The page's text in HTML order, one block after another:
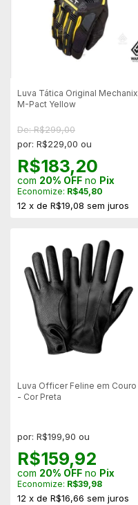
Luva Tática Original Mechanix
M-Pact Yellow
De: R$299,00
por: R$229,00 ou
R$183,20
com 20% OFF no Pix
Economize: R$45,80
12 x de R$19,08 sem juros
Luva Officer Feline em Couro
- Cor Preta
por: R$199,90 ou
R$159,92
com 20% OFF no Pix
Economize: R$39,98
12 x de R$16,66 sem juros